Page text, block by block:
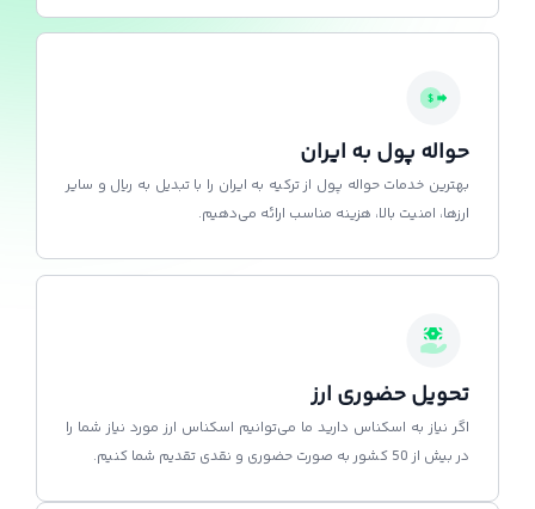
حواله پول به ایران
بهترین خدمات حواله پول از ترکیه به ایران را با تبدیل به ریال و سایر
ارزها، امنیت بالا، هزینه مناسب ارائه می‌دهیم.
تحویل حضوری ارز
اگر نیاز به اسکناس دارید ما می‌توانیم اسکناس ارز مورد نیاز شما را
در بیش از 50 کشور به صورت حضوری و نقدی تقدیم شما کنیم.